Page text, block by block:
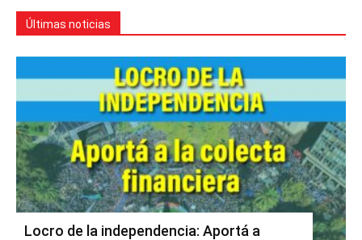
Últimas noticias
Locro de la independencia: Aportá a